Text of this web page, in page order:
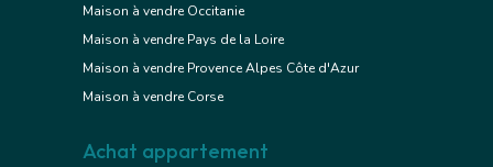
Maison à vendre Occitanie
Maison à vendre Pays de la Loire
Maison à vendre Provence Alpes Côte d'Azur
Maison à vendre Corse
Achat appartement